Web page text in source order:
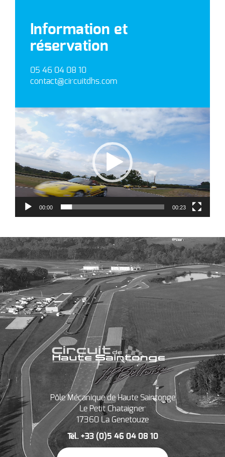
Information et
réservation
05 46 04 08 10
contact@circuitdhs.com
Lecteur
vidéo
00:00 00:23
Pôle Mécanique de Haute Saintonge
Le Petit Chataigner
17360 La Genetouze
Tél. +33 (0)5 46 04 08 10